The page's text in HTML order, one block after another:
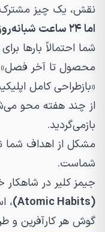
نقش، یک چیز
اما ۲۴ ساعت شبانه‌روز، ثابت.
شما احتمالاً بارها
«بازطراحی کامل
از چند هفته محو
بازمی‌گردید.
مشکل از اهداف
شماست.
جیمز کلیر در شاهکار
(Atomic Habits)
،
گوش هر کارآفرین و